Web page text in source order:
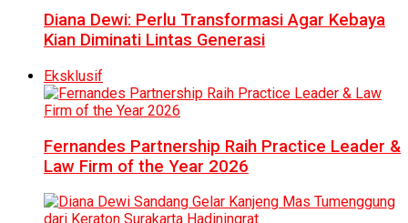
Diana Dewi: Perlu Transformasi Agar Kebaya
Kian Diminati Lintas Generasi
Eksklusif
Fernandes Partnership Raih Practice Leader &
Law Firm of the Year 2026